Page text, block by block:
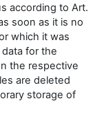
according to Art.
soon as it is no
which it was
for the
the respective
are deleted
storage of